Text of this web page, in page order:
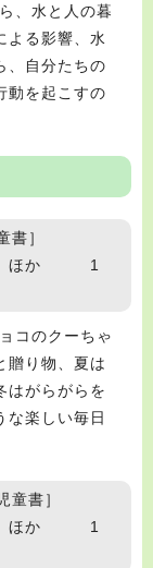
、水と人の暮
よる影響、水
、自分たちの
動を起こすの
］
作 ほか 1
コのクーちゃ
贈り物、夏は
はがらがらを
楽しい毎日
書］
作 ほか 1